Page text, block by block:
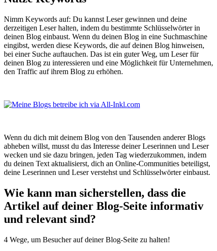
Nimm Keywords auf: Du kannst Leser gewinnen und deine
derzeitigen Leser halten, indem du bestimmte Schlüsselwörter in
deinen Blog einbaust. Wenn du deinen Blog in eine Suchmaschine
eingibst, werden diese Keywords, die auf deinen Blog hinweisen,
bei einer Suche auftauchen. Das ist ein guter Weg, um Leser für
deinen Blog zu interessieren und eine Möglichkeit für Unternehmen,
den Traffic auf ihrem Blog zu erhöhen.
Wenn du dich mit deinem Blog von den Tausenden anderer Blogs
abheben willst, musst du das Interesse deiner Leserinnen und Leser
wecken und sie dazu bringen, jeden Tag wiederzukommen, indem
du deinen Text aktualisierst, dich an Online-Communities beteiligst,
deine Leserinnen und Leser verstehst und Schlüsselwörter einbaust.
​Wie⁢ kann man sicherstellen, dass die
Artikel ⁤auf​ deiner Blog-Seite informativ
und relevant sind?
4 Wege, um Besucher auf deiner Blog-Seite zu halten!